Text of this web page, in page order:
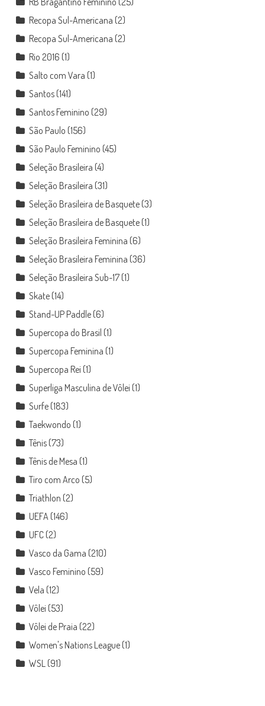
Recopa Sul-Americana (2)
Recopa Sul-Americana (2)
Rio 2016 (1)
Salto com Vara (1)
Santos(141)
Santos Feminino (29)
São Paulo (156)
São Paulo Feminino (45)
Seleção Brasileira (4)
Seleção Brasileira (31)
Seleção Brasileira de Basquete(3)
Seleção Brasileira de Basquete(1)
Seleção Brasileira Feminina (6)
Seleção Brasileira Feminina (36)
Seleção Brasileira Sub-17(1)
Skate(14)
Stand-UP Paddle(6)
Supercopa do Brasil (1)
Supercopa Feminina (1)
Supercopa Rei (1)
Superliga Masculina de Vôlei (1)
Surfe(183)
Taekwondo (1)
Tênis(73)
Tênis de Mesa (1)
Tiro com Arco (5)
Triathlon (2)
UEFA(146)
UFC(2)
Vasco da Gama (210)
Vasco Feminino (59)
Vela (12)
Vôlei (53)
Vôlei de Praia (22)
Women's Nations League(1)
WSL(91)